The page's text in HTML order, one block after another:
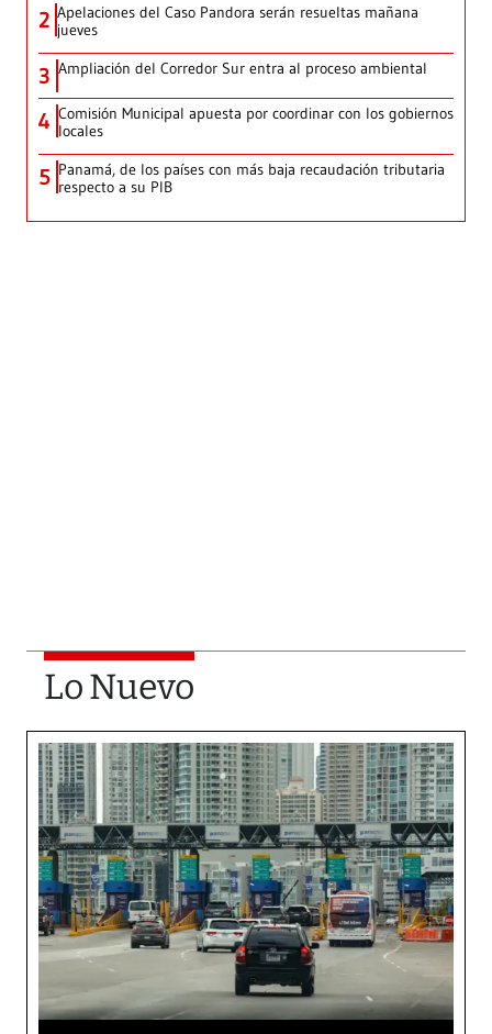
2 Apelaciones del Caso Pandora serán resueltas mañana
jueves
3 Ampliación del Corredor Sur entra al proceso ambiental
4 Comisión Municipal apuesta por coordinar con los gobiernos
locales
5 Panamá, de los países con más baja recaudación tributaria
respecto a su PIB
Lo Nuevo